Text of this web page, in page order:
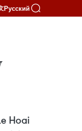
Русский
Hoai